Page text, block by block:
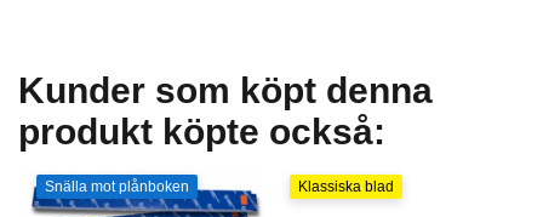
Kunder som köpt denna
produkt köpte också:
Snälla mot plånboken Klassiska blad